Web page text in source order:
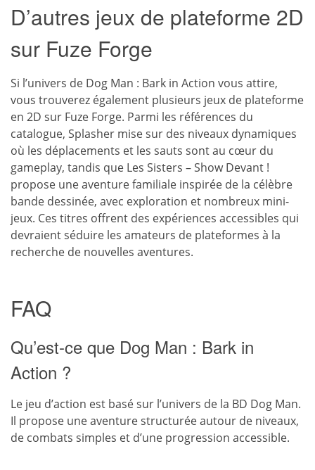
D’autres jeux de plateforme 2D
sur Fuze Forge
Si l’univers de Dog Man : Bark in Action vous attire,
vous trouverez également plusieurs jeux de plateforme
en 2D sur Fuze Forge. Parmi les références du
catalogue, Splasher mise sur des niveaux dynamiques
où les déplacements et les sauts sont au cœur du
gameplay, tandis que Les Sisters – Show Devant !
propose une aventure familiale inspirée de la célèbre
bande dessinée, avec exploration et nombreux mini-
jeux. Ces titres offrent des expériences accessibles qui
devraient séduire les amateurs de plateformes à la
recherche de nouvelles aventures.
FAQ
Qu’est-ce que Dog Man : Bark in
Action ?
Le jeu d’action est basé sur l’univers de la BD Dog Man.
Il propose une aventure structurée autour de niveaux,
de combats simples et d’une progression accessible.